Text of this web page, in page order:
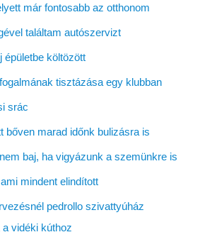
már fontosabb az otthonom
találtam autószervizt
épületbe költözött
tisztázása egy klubban
srác
bőven marad időnk bulizásra is
baj, ha vigyázunk a szemünkre is
mindent elindított
pedrollo szivattyúház
vidéki kúthoz